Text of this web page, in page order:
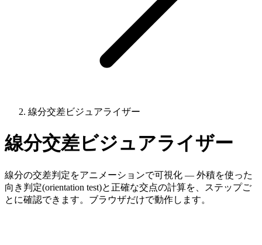
線分交差ビジュアライザー
線分交差ビジュアライザー
線分の交差判定をアニメーションで可視化 — 外積を使った
向き判定(orientation test)と正確な交点の計算を、ステップご
とに確認できます。ブラウザだけで動作します。